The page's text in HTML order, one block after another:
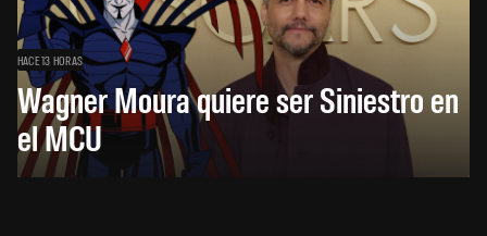
HACE 13 HORAS
Wagner Moura quiere ser Siniestro en
el MCU